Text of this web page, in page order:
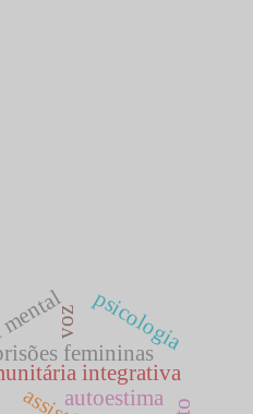
integrativa
autoestima
femininas
psicologia
voz